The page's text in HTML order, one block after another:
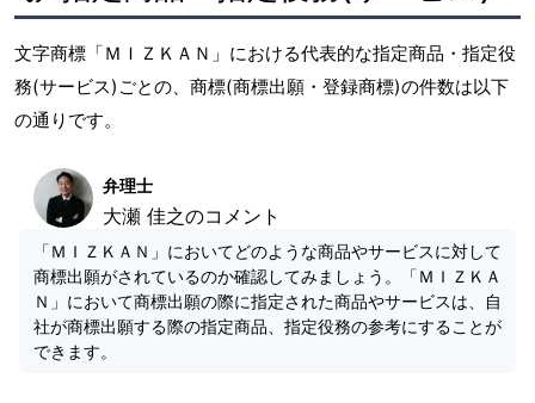
文字商標「ＭＩＺＫＡＮ」における代表的な指定商品・指定役
務(サービス)ごとの、商標(商標出願・登録商標)の件数は以下
の通りです。
弁理士
大瀬 佳之のコメント
「ＭＩＺＫＡＮ」においてどのような商品やサービスに対して
商標出願がされているのか確認してみましょう。「ＭＩＺＫＡ
Ｎ」において商標出願の際に指定された商品やサービスは、自
社が商標出願する際の指定商品、指定役務の参考にすることが
できます。